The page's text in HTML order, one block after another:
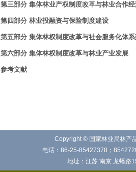
第三部分 集体林业产权制度改革与林业合作
第四部分 林业投融资与保险制度建设
第五部分 集体林权制度改革与社会服务化体
第六部分 集体林权制度改革与林业产业发展
参考文献
Copyright © 国家林业局林产
电话：86-25-85427378；
地址：江苏.南京.龙蟠路